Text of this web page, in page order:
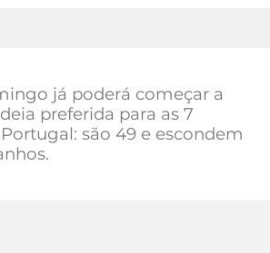
já poderá começar a
preferida para as 7
são 49 e escondem